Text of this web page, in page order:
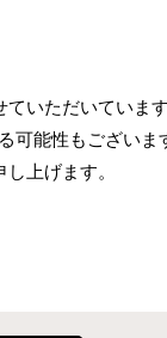
いただいています
能性もござい
上げます。